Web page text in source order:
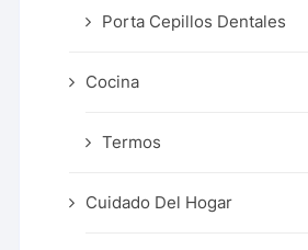
Porta Cepillos Dentales
Cocina
Termos
Cuidado Del Hogar